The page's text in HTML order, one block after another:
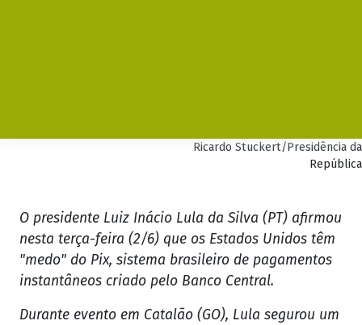
Ricardo Stuckert/Presidência da
República
O presidente Luiz Inácio Lula da Silva (PT) afirmou
nesta terça-feira (2/6) que os Estados Unidos têm
"medo" do Pix, sistema brasileiro de pagamentos
instantâneos criado pelo Banco Central.
Durante evento em Catalão (GO), Lula segurou um